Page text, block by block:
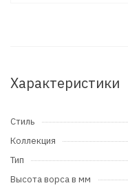
Характеристики
Стиль
Коллекция
Тип
Высота ворса в мм